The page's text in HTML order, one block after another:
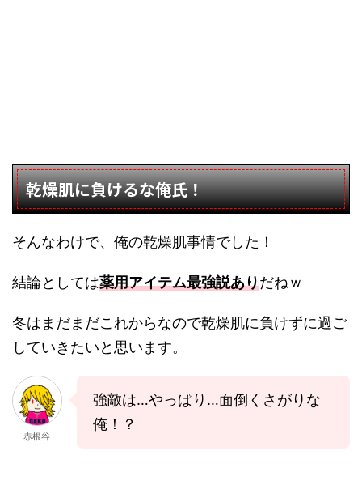
乾燥肌に負けるな俺氏！
そんなわけで、俺の乾燥肌事情でした！
結論としては薬用アイテム最強説ありだねｗ
冬はまだまだこれからなので乾燥肌に負けずに過ご
していきたいと思います。
赤根谷
強敵は…やっぱり…面倒くさがりな
俺！？